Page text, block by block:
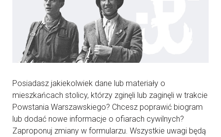
Posiadasz jakiekolwiek dane lub materiały o
mieszkańcach stolicy, którzy zginęli lub zaginęli w trakcie
Powstania Warszawskiego? Chcesz poprawić biogram
lub dodać nowe informacje o ofiarach cywilnych?
Zaproponuj zmiany w formularzu. Wszystkie uwagi będą